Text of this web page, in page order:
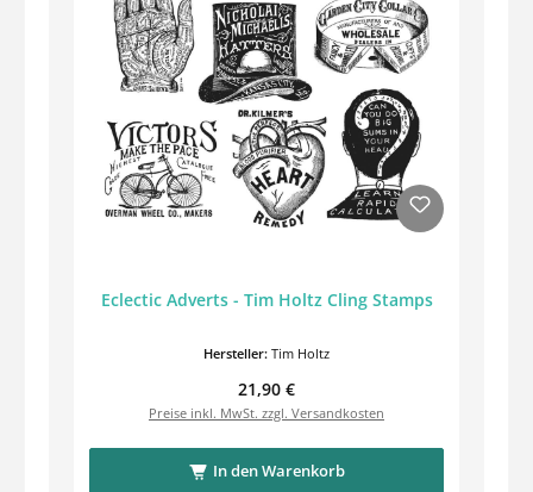
Eclectic Adverts - Tim Holtz Cling Stamps
Hersteller: Tim Holtz
Regulärer Preis:
21,90 €
Preise inkl. MwSt. zzgl. Versandkosten
In den Warenkorb